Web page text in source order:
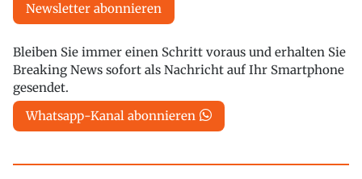
Newsletter abonnieren
Bleiben Sie immer einen Schritt voraus und erhalten Sie
Breaking News sofort als Nachricht auf Ihr Smartphone
gesendet.
Whatsapp-Kanal abonnieren